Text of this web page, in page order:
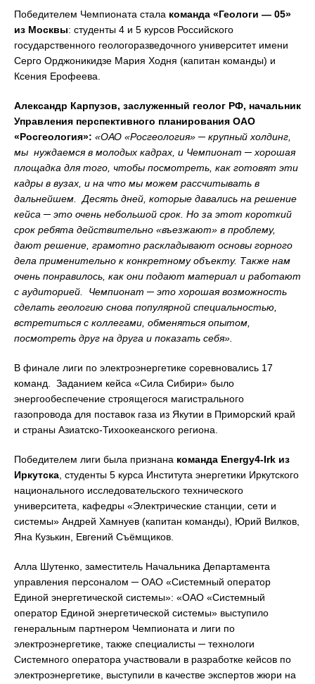
Победителем Чемпионата стала команда «Геологи — 05»
из Москвы: студенты 4 и 5 курсов Российского
государственного геологоразведочного университет имени
Серго Орджоникидзе Мария Ходня (капитан команды) и
Ксения Ерофеева.
Александр Карпузов, заслуженный геолог РФ, начальник
Управления перспективного планирования ОАО
«Росгеология»: «ОАО «Росгеология» ─ крупный холдинг,
мы нуждаемся в молодых кадрах, и Чемпионат ─ хорошая
площадка для того, чтобы посмотреть, как готовят эти
кадры в вузах, и на что мы можем рассчитывать в
дальнейшем. Десять дней, которые давались на решение
кейса ─ это очень небольшой срок. Но за этот короткий
срок ребята действительно «въезжают» в проблему,
дают решение, грамотно раскладывают основы горного
дела применительно к конкретному объекту. Также нам
очень понравилось, как они подают материал и работают
с аудиторией. Чемпионат ─ это хорошая возможность
сделать геологию снова популярной специальностью,
встретиться с коллегами, обменяться опытом,
посмотреть друг на друга и показать себя».
В финале лиги по электроэнергетике соревновались 17
команд. Заданием кейса «Сила Сибири» было
энергообеспечение строящегося магистрального
газопровода для поставок газа из Якутии в Приморский край
и страны Азиатско-Тихоокеанского региона.
Победителем лиги была признана команда Energy4-Irk из
Иркутска , студенты 5 курса Института энергетики Иркутского
национального исследовательского технического
университета, кафедры «Электрические станции, сети и
системы» Андрей Хамнуев (капитан команды), Юрий Вилков,
Яна Кузькин, Евгений Съёмщиков.
Алла Шутенко, заместитель Начальника Департамента
управления персоналом ─ ОАО «Системный оператор
Единой энергетической системы»: «ОАО «Системный
оператор Единой энергетической системы» выступило
генеральным партнером Чемпионата и лиги по
электроэнергетике, также специалисты ─ технологи
Системного оператора участвовали в разработке кейсов по
электроэнергетике, выступили в качестве экспертов жюри на